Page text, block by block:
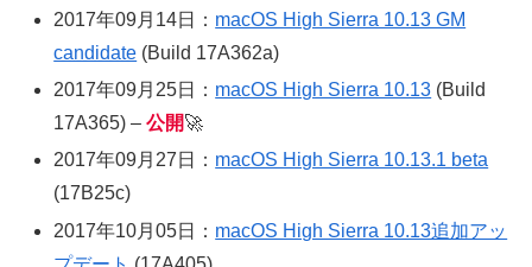
2017年09月14日： macOS High Sierra 10.13 GM
candidate (Build 17A362a)
2017年09月25日： macOS High Sierra 10.13 (Build
17A365) –公開🚀
2017年09月27日： macOS High Sierra 10.13.1 beta
(17B25c)
2017年10月05日： macOS High Sierra 10.13追加アッ